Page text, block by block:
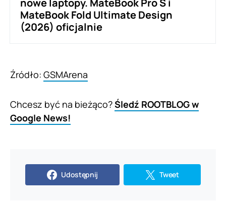
nowe laptopy. MateBook Pro S i
MateBook Fold Ultimate Design
(2026) oficjalnie
Źródło: GSMArena
Chcesz być na bieżąco?Śledź ROOTBLOG w
Google News!
Udostępnij Tweet